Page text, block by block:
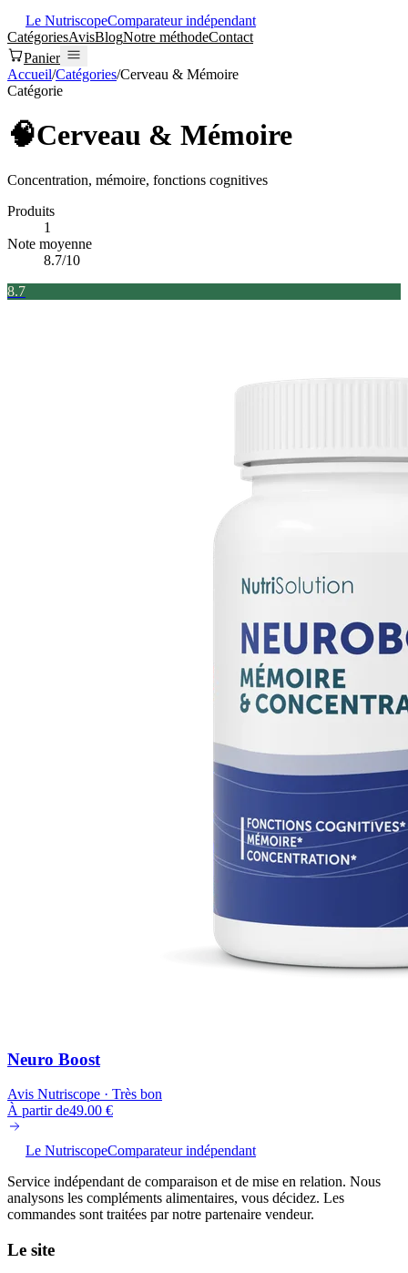
Le NutriscopeComparateur indépendant
CatégoriesAvisBlogNotre méthodeContact
Panier
Accueil/Catégories/Cerveau & Mémoire
Catégorie
🧠Cerveau & Mémoire
Concentration, mémoire, fonctions cognitives
Produits
1
Note moyenne
8.7/10
8.7
Neuro Boost
Avis Nutriscope · Très bon
À partir de49.00 €
Le NutriscopeComparateur indépendant
Service indépendant de comparaison et de mise en relation. Nous
analysons les compléments alimentaires, vous décidez. Les
commandes sont traitées par notre partenaire vendeur.
Le site